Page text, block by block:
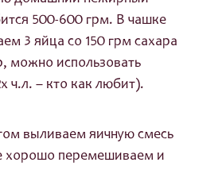
500-600 грм. В чашке
3 яйца со 150 грм сахара
можно использовать
ч.л. – кто как любит).
выливаем яичную смесь
хорошо перемешиваем и